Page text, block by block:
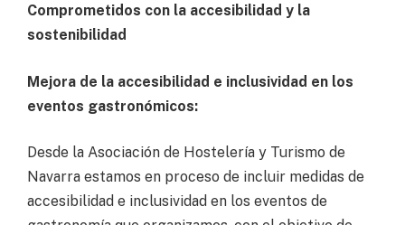
Comprometidos con la accesibilidad y la
sostenibilidad
Mejora de la accesibilidad e inclusividad en los
eventos gastronómicos:
Desde la Asociación de Hostelería y Turismo de
Navarra estamos en proceso de incluir medidas de
accesibilidad e inclusividad en los eventos de